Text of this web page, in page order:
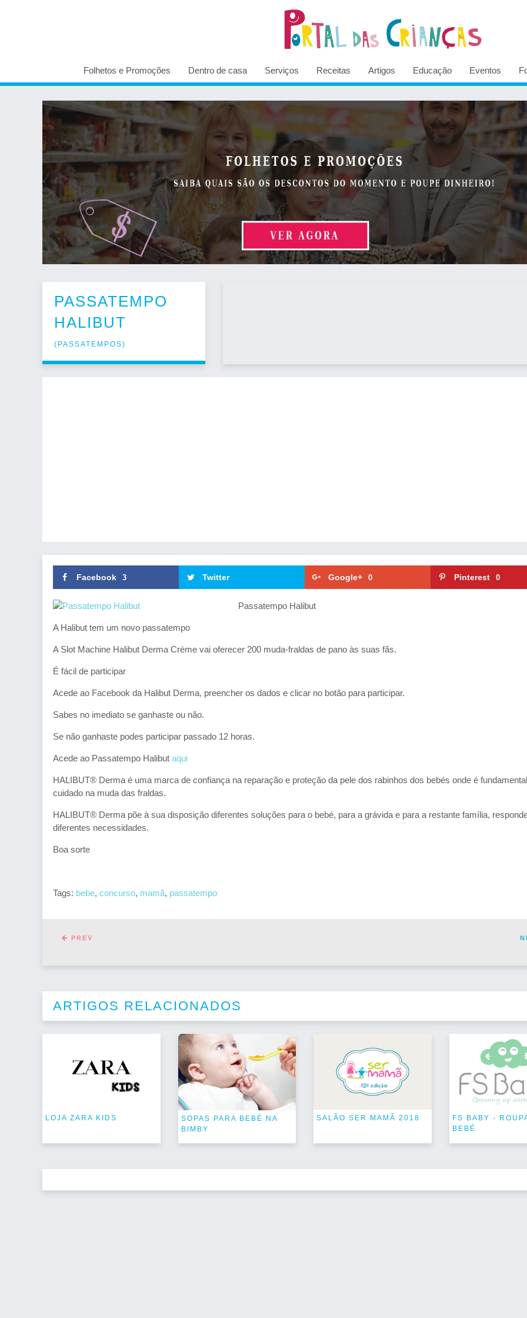
Folhetos e Promoções Dentro de casa Serviços Receitas Artigos Educação Eventos
PASSATEMPO
HALIBUT
( PASSATEMPOS)
Facebook 3 Twitter Google+ 0 Pinterest 0
Passatempo Halibut
A Halibut tem um novo passatempo
A Slot Machine Halibut Derma Crème vai oferecer 200 muda-fraldas de pano às suas fãs.
É fácil de participar
Acede ao Facebook da Halibut Derma, preencher os dados e clicar no botão para participar.
Sabes no imediato se ganhaste ou não.
Se não ganhaste podes participar passado 12 horas.
Acede ao Passatempo Halibut aqui
HALIBUT® Derma é uma marca de confiança na reparação e proteção da pele dos rabinhos dos bebés onde é
cuidado na muda das fraldas.
HALIBUT® Derma põe à sua disposição diferentes soluções para o bebé, para a grávida e para a restante família,
diferentes necessidades.
Boa sorte
Tags: bebe, concurso, mamã, passatempo
PREV
ARTIGOS RELACIONADOS
LOJA ZARA KIDS
SOPAS PARA BEBÉ NA
BIMBY
SALÃO SER MAMÃ 2018
FS BABY -
BEBÉ